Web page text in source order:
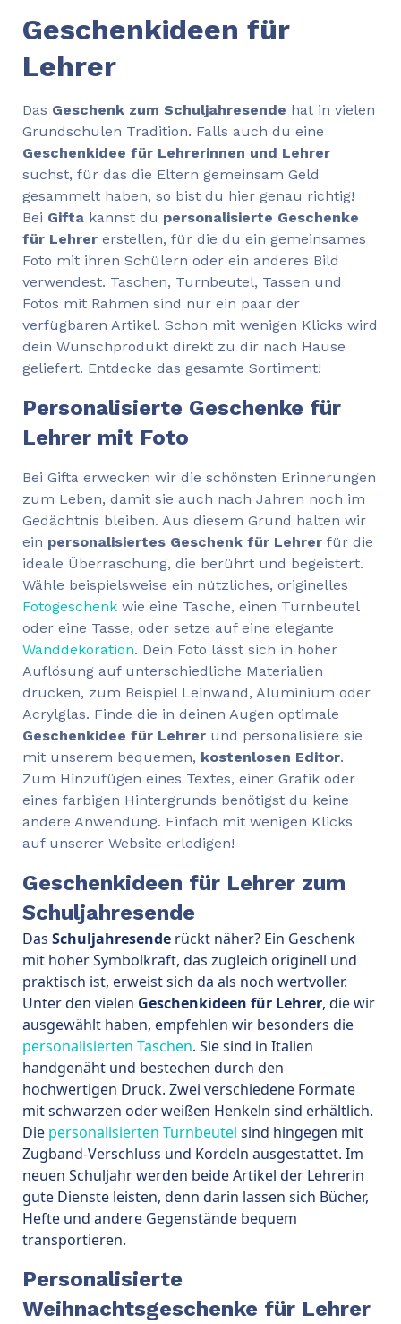
Geschenkideen für
Lehrer
Das Geschenk zum Schuljahresende hat in vielen
Grundschulen Tradition. Falls auch du eine
Geschenkidee für Lehrerinnen und Lehrer
suchst, für das die Eltern gemeinsam Geld
gesammelt haben, so bist du hier genau richtig!
Bei Gifta kannst du personalisierte Geschenke
für Lehrer erstellen, für die du ein gemeinsames
Foto mit ihren Schülern oder ein anderes Bild
verwendest. Taschen, Turnbeutel, Tassen und
Fotos mit Rahmen sind nur ein paar der
verfügbaren Artikel. Schon mit wenigen Klicks wird
dein Wunschprodukt direkt zu dir nach Hause
geliefert. Entdecke das gesamte Sortiment!
Personalisierte Geschenke für
Lehrer mit Foto
Bei Gifta erwecken wir die schönsten Erinnerungen
zum Leben, damit sie auch nach Jahren noch im
Gedächtnis bleiben. Aus diesem Grund halten wir
ein personalisiertes Geschenk für Lehrer für die
ideale Überraschung, die berührt und begeistert.
Wähle beispielsweise ein nützliches, originelles
Fotogeschenk wie eine Tasche, einen Turnbeutel
oder eine Tasse, oder setze auf eine elegante
Wanddekoration. Dein Foto lässt sich in hoher
Auflösung auf unterschiedliche Materialien
drucken, zum Beispiel Leinwand, Aluminium oder
Acrylglas. Finde die in deinen Augen optimale
Geschenkidee für Lehrer und personalisiere sie
mit unserem bequemen, kostenlosen Editor.
Zum Hinzufügen eines Textes, einer Grafik oder
eines farbigen Hintergrunds benötigst du keine
andere Anwendung. Einfach mit wenigen Klicks
auf unserer Website erledigen!
Geschenkideen für Lehrer zum
Schuljahresende
Das Schuljahresende rückt näher? Ein Geschenk
mit hoher Symbolkraft, das zugleich originell und
praktisch ist, erweist sich da als noch wertvoller.
Unter den vielen Geschenkideen für Lehrer, die wir
ausgewählt haben, empfehlen wir besonders die
personalisierten Taschen. Sie sind in Italien
handgenäht und bestechen durch den
hochwertigen Druck. Zwei verschiedene Formate
mit schwarzen oder weißen Henkeln sind erhältlich.
Die personalisierten Turnbeutel sind hingegen mit
Zugband-Verschluss und Kordeln ausgestattet. Im
neuen Schuljahr werden beide Artikel der Lehrerin
gute Dienste leisten, denn darin lassen sich Bücher,
Hefte und andere Gegenstände bequem
transportieren.
Personalisierte
Weihnachtsgeschenke für Lehrer